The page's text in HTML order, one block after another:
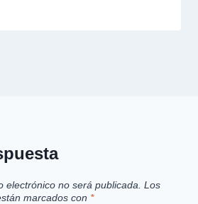
electrónico no será publicada. Los
marcados con *